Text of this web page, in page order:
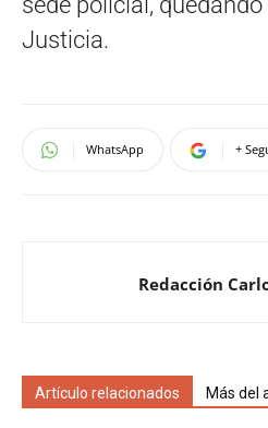
Justicia.
WhatsApp +
Redacción
Artículo relacionados Más del